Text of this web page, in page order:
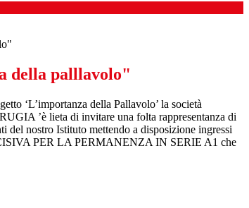
della palllavolo"
‘L’importanza della Pallavolo’ la società
’è lieta di invitare una folta rappresentanza di
del nostro Istituto mettendo a disposizione ingressi
PER LA PERMANENZA IN SERIE A1 che